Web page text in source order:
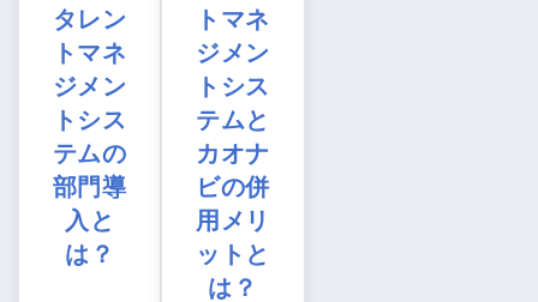
タレン
トマネ
ジメン
トシス
テムの
部門導
入と
は？
トマネ
ジメン
トシス
テムと
カオナ
ビの併
用メリ
ットと
は？